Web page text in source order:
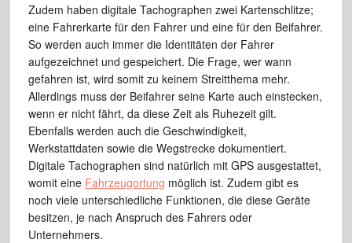
Zudem haben digitale Tachographen zwei Kartenschlitze;
eine Fahrerkarte für den Fahrer und eine für den Beifahrer.
So werden auch immer die Identitäten der Fahrer
aufgezeichnet und gespeichert. Die Frage, wer wann
gefahren ist, wird somit zu keinem Streitthema mehr.
Allerdings muss der Beifahrer seine Karte auch einstecken,
wenn er nicht fährt, da diese Zeit als Ruhezeit gilt.
Ebenfalls werden auch die Geschwindigkeit,
Werkstattdaten sowie die Wegstrecke dokumentiert.
Digitale Tachographen sind natürlich mit GPS ausgestattet,
womit eine Fahrzeugortung möglich ist. Zudem gibt es
noch viele unterschiedliche Funktionen, die diese Geräte
besitzen, je nach Anspruch des Fahrers oder
Unternehmers.